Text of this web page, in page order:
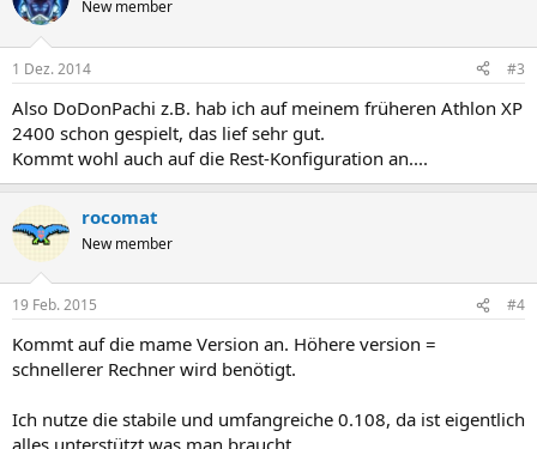
New member
1 Dez. 2014 #3
Also DoDonPachi z.B. hab ich auf meinem früheren Athlon XP
2400 schon gespielt, das lief sehr gut.
Kommt wohl auch auf die Rest-Konfiguration an....
rocomat
New member
19 Feb. 2015 #4
Kommt auf die mame Version an. Höhere version =
schnellerer Rechner wird benötigt.
Ich nutze die stabile und umfangreiche 0.108, da ist eigentlich
alles unterstützt was man braucht.